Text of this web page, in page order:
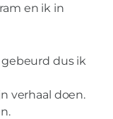
en ik in
dus ik
verhaal doen.